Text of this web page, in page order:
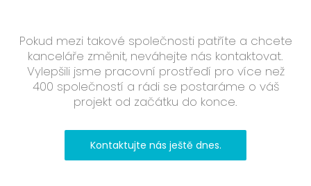
Pokud mezi takové společnosti patříte a chcete
kanceláře změnit, neváhejte nás kontaktovat.
Vylepšili jsme pracovní prostředí pro více než
400 společností a rádi se postaráme o váš
projekt od začátku do konce.
Kontaktujte nás ještě dnes.